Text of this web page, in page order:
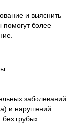
и выяснить
помогут более
заболеваний
и нарушений
без грубых